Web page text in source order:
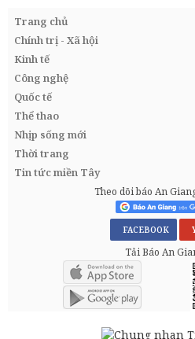
Trang chủ
Chính trị - Xã hội
Kinh tế
Công nghệ
Quốc tế
Thể thao
Nhịp sống mới
Thời trang
Tin tức miền Tây
Theo dõi báo An
FACEBOOK
Tải Báo An